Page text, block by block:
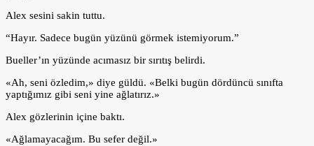
Alex sesini sakin tuttu.
“Hayır. Sadece bugün yüzünü görmek istemiyorum.”
Bueller’ın yüzünde acımasız bir sırıtış belirdi.
«Ah, seni özledim,» diye güldü. «Belki bugün dördüncü sınıfta
yaptığımız gibi seni yine ağlatırız.»
Alex gözlerinin içine baktı.
«Ağlamayacağım. Bu sefer değil.»